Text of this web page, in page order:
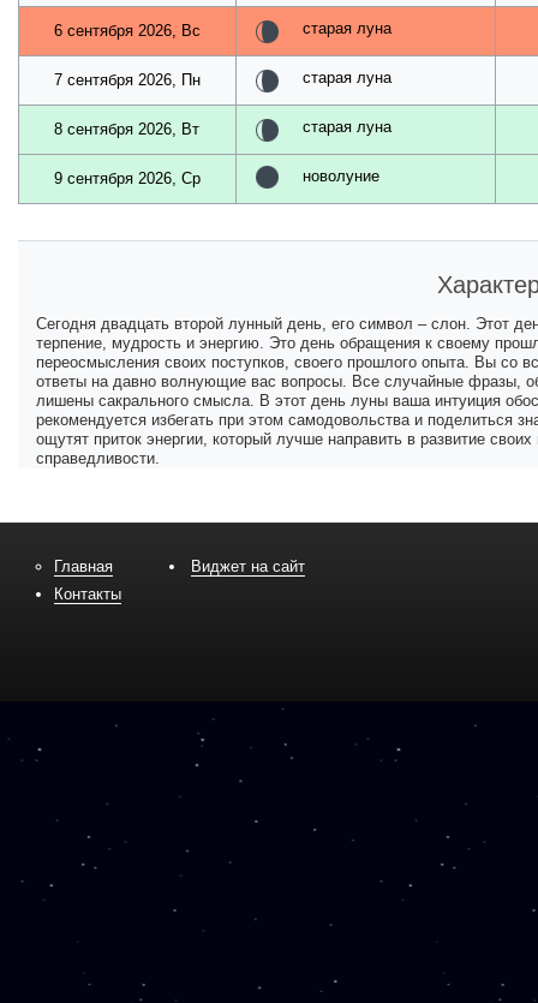
6 сентября 2026, Вс старая луна
7 сентября 2026, Пн старая луна
8 сентября 2026, Вт старая луна
9 сентября 2026, Ср новолуние
Сегодня двадцать второй лунный день, его символ – слон. Этот
терпение, мудрость и энергию. Это день обращения к своему
переосмысления своих поступков, своего прошлого опыта. Вы со
ответы на давно волнующие вас вопросы. Все случайные фразы,
лишены сакрального смысла. В этот день луны ваша интуиция
рекомендуется избегать при этом самодовольства и поделиться
ощутят приток энергии, который лучше направить в развитие
справедливости.
Главная
Контакты
Виджет на сайт